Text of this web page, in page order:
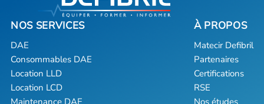
DAE
Consommables DAE
Location LLD
Location LCD
Maintenance DAE
Matecir Defibril
Partenaires
Certifications
RSE
Nos études